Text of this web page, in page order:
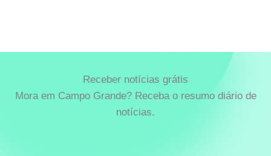
Receber notícias grátis
Mora em Campo Grande? Receba o resumo diário de
notícias.